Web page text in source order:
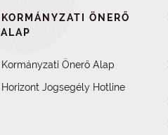
KORMÁNYZATI ÖNERŐ
ALAP
Kormányzati Önerő Alap
Horizont Jogsegély Hotline